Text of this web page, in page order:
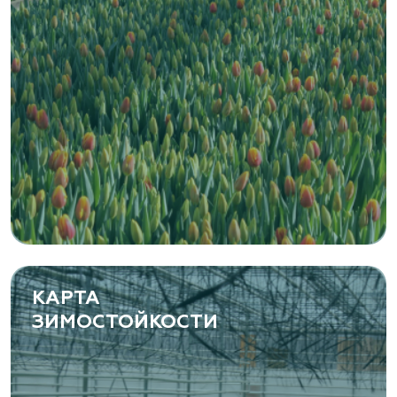
Zaxriddin Flower Plantation, питомник
Ташкентская область, Зангиатинский р-н, ул.
Канимаева, д. 9
«ЁЛЫ-ПАЛЫ», питомник декоративных
растений
Самарская область, с. Подстепки, ул.
Фермерская 14 А
(8482) 650 010
www.yoly-paly.ru
«ВЕНЕВ» питомник растений
Тульская область, Венёвский р-н, село
Борщевое, улица Лесная, д. 13
КАРТА
ЗИМОСТОЙКОСТИ